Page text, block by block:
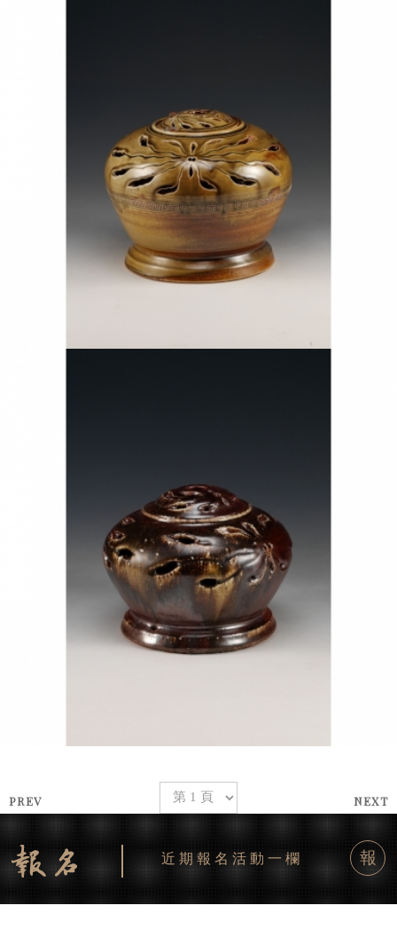
PREV NEXT
近期報名活動一欄 報